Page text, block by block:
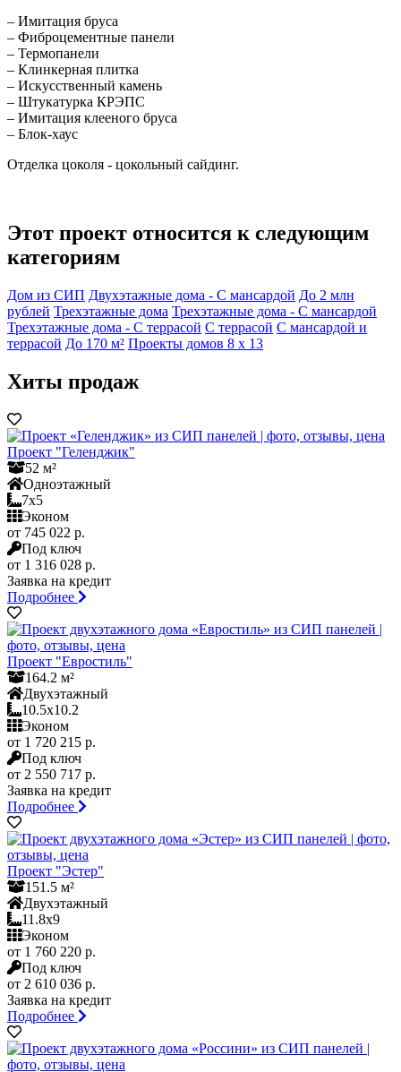
– Имитация бруса
– Фиброцементные панели
– Термопанели
– Клинкерная плитка
– Искусственный камень
– Штукатурка КРЭПС
– Имитация клееного бруса
– Блок-хаус
Отделка цоколя - цокольный сайдинг.
Этот проект относится к следующим
категориям
Дом из СИП Двухэтажные дома - С мансардой До 2 млн
рублей Трехэтажные дома Трехэтажные дома - С мансардой
Трехэтажные дома - С террасой С террасой С мансардой и
террасой До 170 м² Проекты домов 8 x 13
Хиты продаж
Проект "Геленджик"
52 м²
Одноэтажный
7x5
Эконом
от 745 022 р.
Под ключ
от 1 316 028 р.
Заявка на кредит
Подробнее
Проект "Евростиль"
164.2 м²
Двухэтажный
10.5x10.2
Эконом
от 1 720 215 р.
Под ключ
от 2 550 717 р.
Заявка на кредит
Подробнее
Проект "Эстер"
151.5 м²
Двухэтажный
11.8x9
Эконом
от 1 760 220 р.
Под ключ
от 2 610 036 р.
Заявка на кредит
Подробнее